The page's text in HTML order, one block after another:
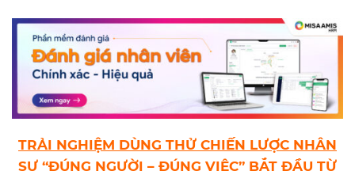
TRẢI NGHIỆM DÙNG THỬ CHIẾN LƯỢC NHÂN
SỰ “ĐÚNG NGƯỜI – ĐÚNG VIỆC” BẮT ĐẦU TỪ